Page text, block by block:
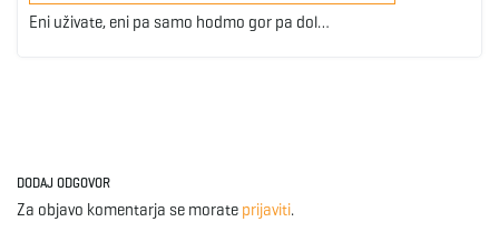
Eni uživate, eni pa samo hodmo gor pa dol…
DODAJ ODGOVOR
Za objavo komentarja se morate prijaviti.